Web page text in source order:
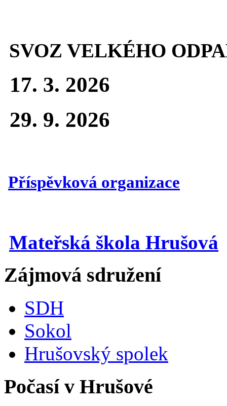
SVOZ VELKÉHO
17. 3. 2026
29. 9. 2026
Příspěvková organizace
Mateřská škola Hrušová
Zájmová sdružení
SDH
Sokol
Hrušovský spolek
Počasí v Hrušové